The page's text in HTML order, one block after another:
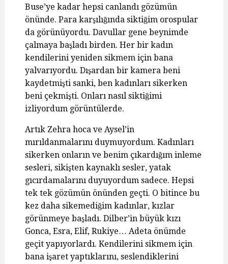
Buse’ye kadar hepsi canlandı gözümün
önünde. Para karşılığında siktiğim orospular
da görünüyordu. Davullar gene beynimde
çalmaya başladı birden. Her bir kadın
kendilerini yeniden sikmem için bana
yalvarıyordu. Dışardan bir kamera beni
kaydetmişti sanki, ben kadınları sikerken
beni çekmişti. Onları nasıl siktiğimi
izliyordum görüntülerde.
Artık Zehra hoca ve Aysel’in
mırıldanmalarını duymuyordum. Kadınları
sikerken onların ve benim çıkardığım inleme
sesleri, sikişten kaynaklı sesler, yatak
gıcırdamalarını duyuyordum sadece. Hepsi
tek tek gözümün önünden geçti. O bitince bu
kez daha sikemediğim kadınlar, kızlar
görünmeye başladı. Dilber’in büyük kızı
Gonca, Esra, Elif, Rukiye… Adeta önümde
geçit yapıyorlardı. Kendilerini sikmem için
bana işaret yaptıklarını, seslendiklerini